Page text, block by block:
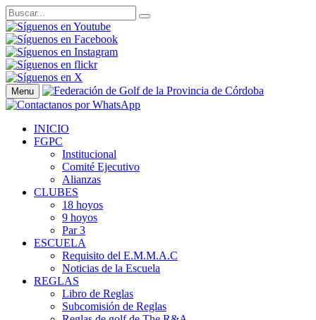
Menu
INICIO
FGPC
Institucional
Comité Ejecutivo
Alianzas
CLUBES
18 hoyos
9 hoyos
Par 3
ESCUELA
Requisito del E.M.M.A.C
Noticias de la Escuela
REGLAS
Libro de Reglas
Subcomisión de Reglas